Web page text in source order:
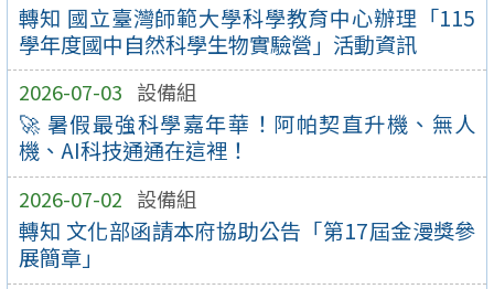
轉知 國立臺灣師範大學科學教育中心辦理「115
學年度國中自然科學生物實驗營」活動資訊
2026-07-03 設備組
🚀 暑假最強科學嘉年華！阿帕契直升機、無人
機、AI科技通通在這裡！
2026-07-02 設備組
轉知 文化部函請本府協助公告「第17屆金漫獎參
展簡章」